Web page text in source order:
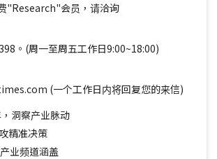
"Research"会员，请洽询
。(周一至周五工作日9:00~18:00)
(一个工作日内将回复您的来信)
洞察产业脉动
精准决策
业频道涵盖